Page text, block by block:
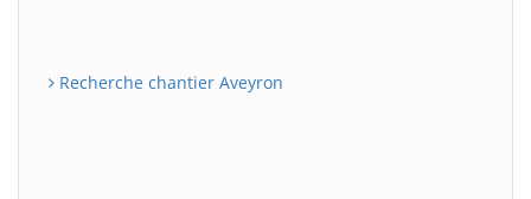
Recherche chantier Aveyron